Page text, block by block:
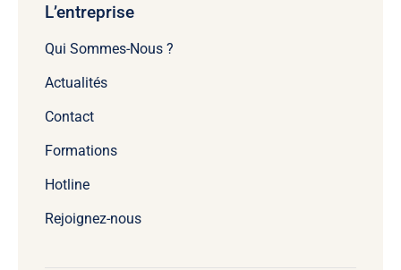
L’entreprise
Qui Sommes-Nous ?
Actualités
Contact
Formations
Hotline
Rejoignez-nous